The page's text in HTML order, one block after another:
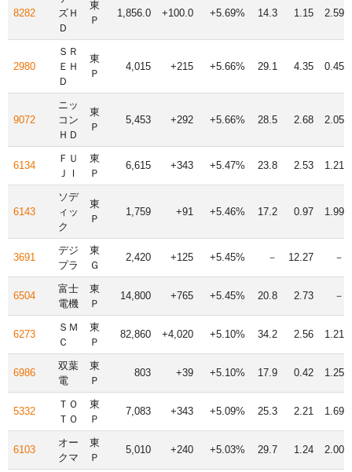
8282
ズＨ
Ｄ
東
Ｐ
1,856.0 +100.0 +5.69% 14.3 1.15 2.59
2980
ＳＲ
ＥＨ
Ｄ
東
Ｐ
4,015 +215 +5.66% 29.1 4.35 0.45
9072
ニッ
コン
ＨＤ
東
Ｐ
5,453 +292 +5.66% 28.5 2.68 2.05
6134
ＦＵ
ＪＩ
東
Ｐ
6,615 +343 +5.47% 23.8 2.53 1.21
6143
ソデ
ィッ
ク
東
Ｐ
1,759 +91 +5.46% 17.2 0.97 1.99
3691
デジ
プラ
東
Ｇ
2,420 +125 +5.45% － 12.27 －
6504
富士
電機
東
Ｐ
14,800 +765 +5.45% 20.8 2.73 －
6273
ＳＭ
Ｃ
東
Ｐ
82,860 +4,020 +5.10% 34.2 2.56 1.21
6986
双葉
電
東
Ｐ
803 +39 +5.10% 17.9 0.42 1.25
5332
ＴＯ
ＴＯ
東
Ｐ
7,083 +343 +5.09% 25.3 2.21 1.69
6103
オー
クマ
東
Ｐ
5,010 +240 +5.03% 29.7 1.24 2.00